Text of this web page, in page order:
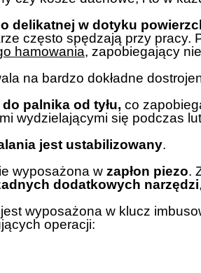
delikatnej w dotyku
często spędzają przy pracy.
hamowania, zapobiegający
na bardzo dokładne
palnika od tyłu, co
wydzielającymi się podczas
jest ustabilizowany.
wyposażona w zapłon piezo.
dodatkowych narzędzi
wyposażona w klucz
operacji: